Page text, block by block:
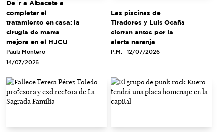
De ir a Albacete a
completar el
tratamiento en casa: la
cirugía de mama
mejora en el HUCU
Paula Montero -
14/07/2026
Las piscinas de
Tiradores y Luis Ocaña
cierran antes por la
alerta naranja
P.M. - 12/07/2026